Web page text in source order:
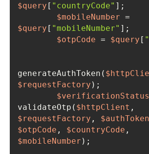
$query [ "countryCode"
$mobileNumber
$query [ "mobileNumber"
$otpCode = $query [
generateAuthToken(
$requestFactory
$verificationStatus
validateOtp( $httpClient
$requestFactory , $authToken
$otpCode , $countryCode
$mobileNumber